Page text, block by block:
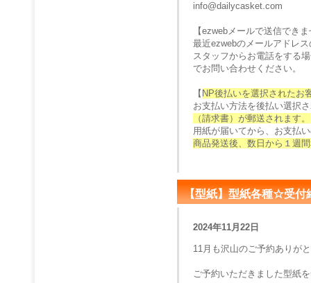
info@dailycasket.com
【ezwebメールで送信でき
最近ezwebのメールアドレ
スタッフからお電話をする
でお問い合わせください。
【 NP後払いを選択されたお
お支払い方法を後払い選択
（請求書）が郵送されます。
用紙が届いてから、お支払
商品発送後、数日から１週
【型紙】型紙各種☆受付
2024年11月22日
11月も沢山のご予約ありが
ご予約いただきました型紙